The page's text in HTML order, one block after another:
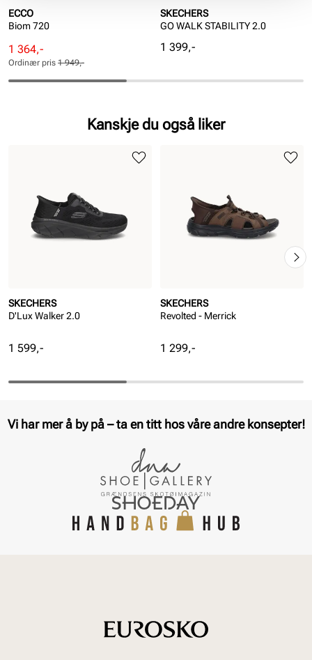
ECCO
Biom 720
Rabattert
pris
Pris
1 364,-
Ordinær
pris
Pris
Ordinær pris 1 949,-
SKECHERS
GO WALK STABILITY 2.0
Pris
1 399,-
Kanskje du også liker
SKECHERS
D'Lux Walker 2.0
Pris
1 599,-
SKECHERS
Revolted - Merrick
Pris
1 299,-
Vi har mer å by på – ta en titt hos våre andre konsepter!